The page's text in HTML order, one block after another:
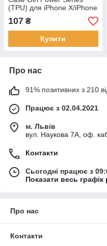
(TPU) для iPhone X/iPhone
107 ₴
Купити
Про нас
91% позитивних з 210
Працює з 02.04.2021
м. Львів
вул. Наукова 7А, оф.
Контакти
Сьогодні працює з
Показати весь графік
Про нас
Контакти